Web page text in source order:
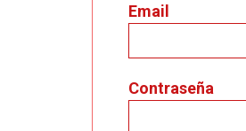
Email
Contraseña